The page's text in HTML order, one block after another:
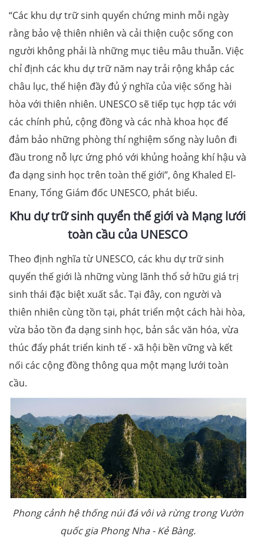
“Các khu dự trữ sinh quyển chứng minh mỗi ngày
rằng bảo vệ thiên nhiên và cải thiện cuộc sống con
người không phải là những mục tiêu mâu thuẫn. Việc
chỉ định các khu dự trữ năm nay trải rộng khắp các
châu lục, thể hiện đầy đủ ý nghĩa của việc sống hài
hòa với thiên nhiên. UNESCO sẽ tiếp tục hợp tác với
các chính phủ, cộng đồng và các nhà khoa học để
đảm bảo những phòng thí nghiệm sống này luôn đi
đầu trong nỗ lực ứng phó với khủng hoảng khí hậu và
đa dạng sinh học trên toàn thế giới”, ông Khaled El-
Enany, Tổng Giám đốc UNESCO, phát biểu.
Khu dự trữ sinh quyển thế giới và Mạng lưới
toàn cầu của UNESCO
Theo định nghĩa từ UNESCO, các khu dự trữ sinh
quyển thế giới là những vùng lãnh thổ sở hữu giá trị
sinh thái đặc biệt xuất sắc. Tại đây, con người và
thiên nhiên cùng tồn tại, phát triển một cách hài hòa,
vừa bảo tồn đa dạng sinh học, bản sắc văn hóa, vừa
thúc đẩy phát triển kinh tế - xã hội bền vững và kết
nối các cộng đồng thông qua một mạng lưới toàn
cầu.
Phong cảnh hệ thống núi đá vôi và rừng trong Vườn
quốc gia Phong Nha - Kẻ Bàng.